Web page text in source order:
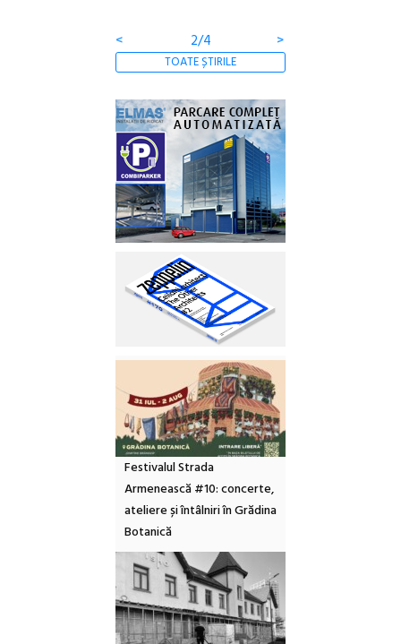
< 2/4 >
TOATE ȘTIRILE
Festivalul Strada
Armenească #10: concerte,
ateliere și întâlniri în Grădina
Botanică